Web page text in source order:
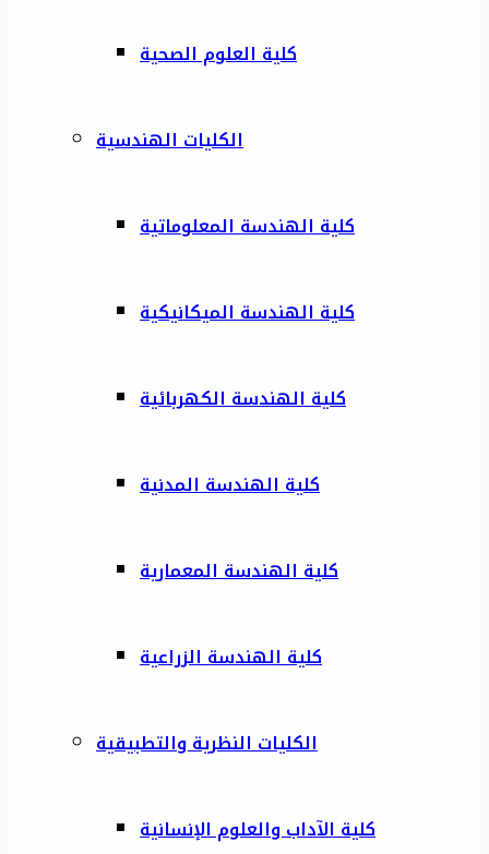
كلية العلوم الصحية
الكليات الهندسية
كلية الهندسة المعلوماتية
كلية الهندسة الميكانيكية
كلية الهندسة الكهربائية
كلية الهندسة المدنية
كلية الهندسة المعمارية
كلية الهندسة الزراعية
الكليات النظرية والتطبيقية
كلية الآداب والعلوم الإنسانية